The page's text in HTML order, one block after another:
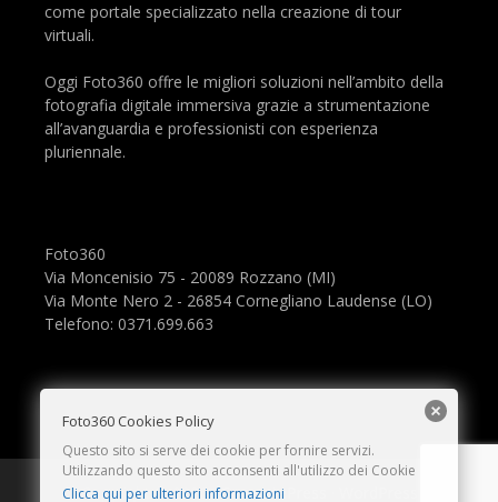
come portale specializzato nella creazione di tour
virtuali.
Oggi Foto360 offre le migliori soluzioni nell’ambito della
fotografia digitale immersiva grazie a strumentazione
all’avanguardia e professionisti con esperienza
pluriennale.
Foto360
Via Moncenisio 75 - 20089 Rozzano (MI)
Via Monte Nero 2 - 26854 Cornegliano Laudense (LO)
Telefono: 0371.699.663
Copyright © 2026·GeneratePress
Foto360 Cookies Policy
Questo sito si serve dei cookie per fornire servizi.
Utilizzando questo sito acconsenti all'utilizzo dei Cookie
Clicca qui per ulteriori informazioni